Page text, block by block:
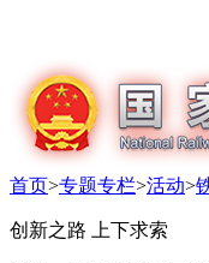
首页>专题专栏>活动>
创新之路 上下求索